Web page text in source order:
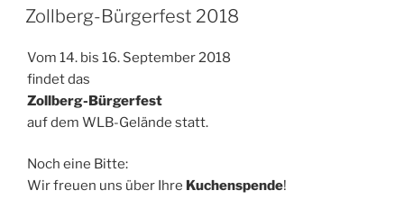
AM
Zollberg-Bürgerfest 2018
Vom 14. bis 16. September 2018
findet das
Zollberg-Bürgerfest
auf dem WLB-Gelände statt.
Noch eine Bitte:
Wir freuen uns über Ihre Kuchenspende!